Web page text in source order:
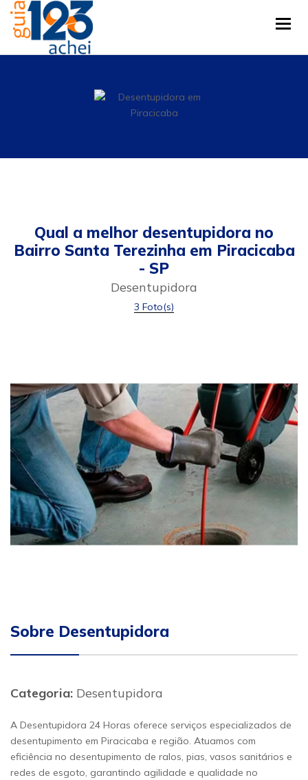
Qual a melhor desentupidora no
Bairro Santa Terezinha em Piracicaba
- SP
Desentupidora
3 Foto(s)
Sobre Desentupidora
Categoria: Desentupidora
A Desentupidora 24 Horas oferece serviços especializados de
desentupimento em Piracicaba e região. Atuamos com
eficiência no desentupimento de ralos, pias, vasos sanitários e
redes de esgoto, garantindo agilidade e qualidade no